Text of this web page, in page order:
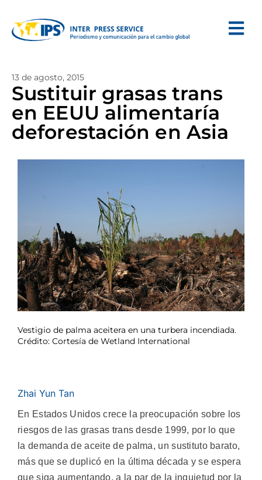
13 de agosto, 2015
Sustituir grasas trans
en EEUU alimentaría
deforestación en Asia
Vestigio de palma aceitera en una turbera incendiada.
Crédito: Cortesía de Wetland International
Zhai Yun Tan
En Estados Unidos crece la preocupación sobre los
riesgos de las grasas trans desde 1999, por lo que
la demanda de aceite de palma, un sustituto barato,
más que se duplicó en la última década y se espera
que siga aumentando, a la par de la inquietud por la